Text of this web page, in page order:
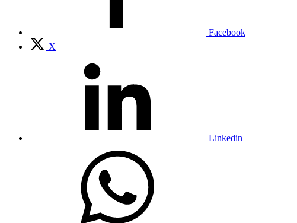
Facebook
X
Linkedin